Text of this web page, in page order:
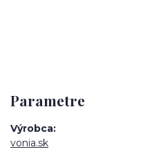
Parametre
Výrobca
vonia.sk